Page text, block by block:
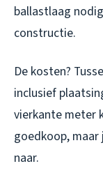
ballastlaag
constructie.
De kosten?
inclusief
vierkante meter
goedkoop,
naar.